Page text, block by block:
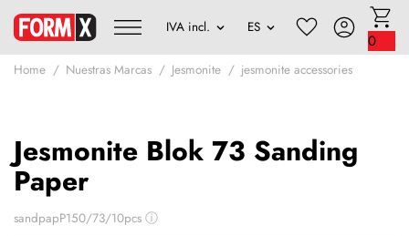
0
Home Nuestras Marcas Jesmonite jesmonite accessories
Jesmonite Blok 73 Sanding
Paper
sandpapP150/73/10pcs ⓘ